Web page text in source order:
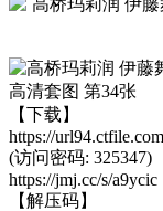
【下载】
https://
(访问密码: 325347)
https://jmj.cc/s/a9ycic
【解压码】